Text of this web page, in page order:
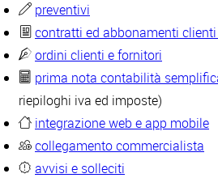
preventivi
contratti ed abbonamenti
ordini clienti e fornitori
prima nota contabilità
riepiloghi iva ed imposte)
integrazione web e app mobile
collegamento commercialista
avvisi e solleciti